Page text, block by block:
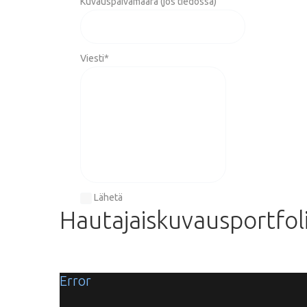
Viesti*
Lähetä
Error